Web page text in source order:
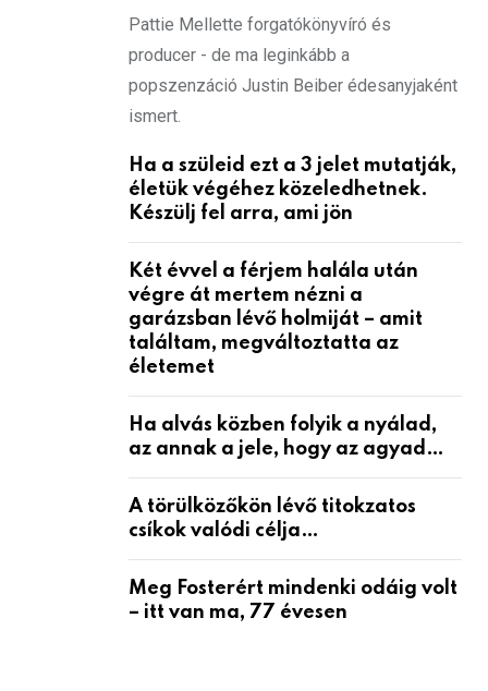
Pattie Mellette forgatókönyvíró és
producer - de ma leginkább a
popszenzáció Justin Beiber édesanyjaként
ismert.
Ha a szüleid ezt a 3 jelet mutatják,
életük végéhez közeledhetnek.
Készülj fel arra, ami jön
Két évvel a férjem halála után
végre át mertem nézni a
garázsban lévő holmiját – amit
találtam, megváltoztatta az
életemet
Ha alvás közben folyik a nyálad,
az annak a jele, hogy az agyad…
A törülközőkön lévő titokzatos
csíkok valódi célja…
Meg Fosterért mindenki odáig volt
– itt van ma, 77 évesen